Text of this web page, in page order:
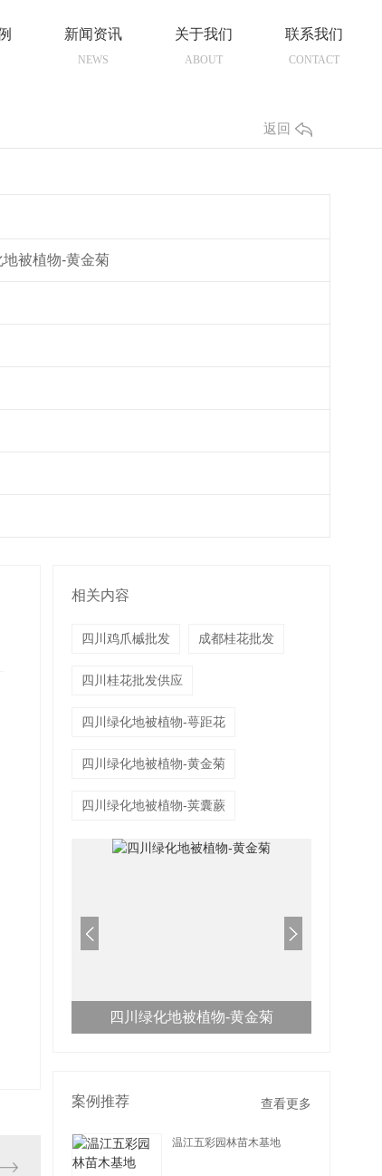
新闻资讯
NEWS
关于我们
ABOUT
联系我们
CONTACT
返回
地被植物-黄金菊
相关内容
四川鸡爪槭批发 成都桂花批发
四川桂花批发供应
四川绿化地被植物-萼距花
四川绿化地被植物-黄金菊
四川绿化地被植物-荚囊蕨
四川绿化地被植物-黄金菊
案例推荐 查看更多
温江五彩园林苗木基地